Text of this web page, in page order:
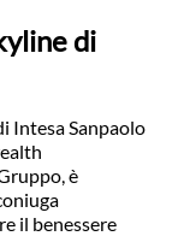
di
Intesa Sanpaolo
è
il benessere